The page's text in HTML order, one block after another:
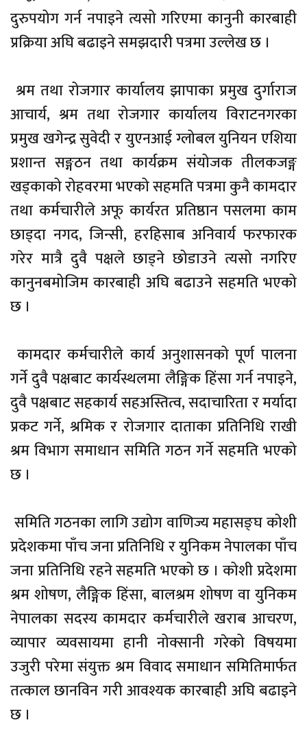
दुरुपयोग गर्न नपाइने त्यसो गरिएमा कानुनी कारबाही
प्रक्रिया अघि बढाइने समझदारी पत्रमा उल्लेख छ ।
श्रम तथा रोजगार कार्यालय झापाका प्रमुख दुर्गाराज
आचार्य, श्रम तथा रोजगार कार्यालय विराटनगरका
प्रमुख खगेन्द्र सुवेदी र युएनआई ग्लोबल युनियन एशिया
प्रशान्त सङ्गठन तथा कार्यक्रम संयोजक तीलकजङ्ग
खड्काको रोहवरमा भएको सहमति पत्रमा कुनै कामदार
तथा कर्मचारीले अफू कार्यरत प्रतिष्ठान पसलमा काम
छाड्दा नगद, जिन्सी, हरहिसाब अनिवार्य फरफारक
गरेर मात्रै दुवै पक्षले छाड्ने छोडाउने त्यसो नगरिए
कानुनबमोजिम कारबाही अघि बढाउने सहमति भएको
छ ।
कामदार कर्मचारीले कार्य अनुशासनको पूर्ण पालना
गर्ने दुवै पक्षबाट कार्यस्थलमा लैङ्गिक हिंसा गर्न नपाइने,
दुवै पक्षबाट सहकार्य सहअस्तित्व, सदाचारिता र मर्यादा
प्रकट गर्ने, श्रमिक र रोजगार दाताका प्रतिनिधि राखी
श्रम विभाग समाधान समिति गठन गर्ने सहमति भएको
छ ।
समिति गठनका लागि उद्योग वाणिज्य महासङ्घ कोशी
प्रदेशकमा पाँच जना प्रतिनिधि र युनिकम नेपालका पाँच
जना प्रतिनिधि रहने सहमति भएको छ । कोशी प्रदेशमा
श्रम शोषण, लैङ्गिक हिंसा, बालश्रम शोषण वा युनिकम
नेपालका सदस्य कामदार कर्मचारीले खराब आचरण,
व्यापार व्यवसायमा हानी नोक्सानी गरेको विषयमा
उजुरी परेमा संयुक्त श्रम विवाद समाधान समितिमार्फत
तत्काल छानविन गरी आवश्यक कारबाही अघि बढाइने
छ ।